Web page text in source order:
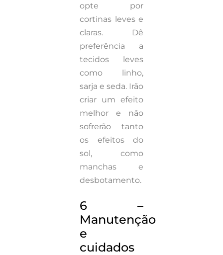
opte por
cortinas leves e
claras. Dê
preferência a
tecidos leves
como linho,
sarja e seda. Irão
criar um efeito
melhor e não
sofrerão tanto
os efeitos do
sol, como
manchas e
desbotamento.
6 –
Manutenção
e
cuidados